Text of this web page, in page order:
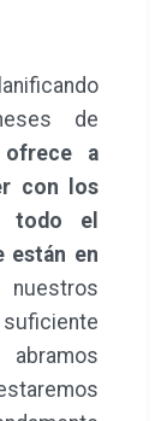
de
a
con los
todo el
están en